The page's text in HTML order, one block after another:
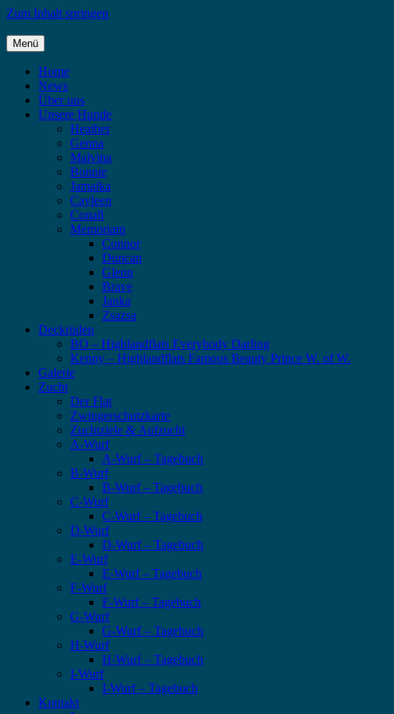
Zum Inhalt springen
Highlandflats – Flat Coated Retriever
Menü
Home
News
Über uns
Unsere Hunde
Heather
Genna
Malvina
Bonnie
Jamaika
Cayleen
Conall
Memoriam
Connor
Duncan
Glenn
Brave
Janka
Zsazsa
Deckrüden
BO – Highlandflats Everybody Darling
Kenny – Highlandflats Famous Beauty Prince W. of W.
Galerie
Zucht
Der Flat
Zwingerschutzkarte
Zuchtziele & Aufzucht
A-Wurf
A-Wurf – Tagebuch
B-Wurf
B-Wurf – Tagebuch
C-Wurf
C-Wurf – Tagebuch
D-Wurf
D-Wurf – Tagebuch
E-Wurf
E-Wurf – Tagebuch
F-Wurf
F-Wurf – Tagebuch
G-Wurf
G-Wurf – Tagebuch
H-Wurf
H-Wurf – Tagebuch
I-Wurf
I-Wurf – Tagebuch
Kontakt